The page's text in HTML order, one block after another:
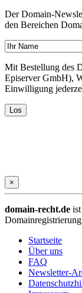
Der Domain-
den Bereichen
Mit Bestellung des
Episerver GmbH),
Einwilligung
×
domain-recht.de
Startseite
Über uns
FAQ
Newsletter-